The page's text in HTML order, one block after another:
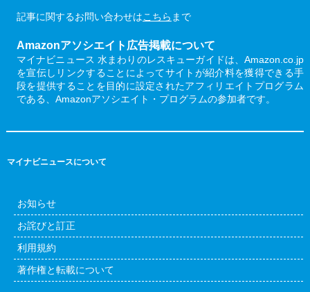
記事に関するお問い合わせはこちら まで
Amazonアソシエイト広告掲載について
マイナビニュース 水まわりのレスキューガイドは、Amazon.co.jp
を宣伝しリンクすることによってサイトが紹介料を獲得できる手
段を提供することを目的に設定されたアフィリエイトプログラム
である、Amazonアソシエイト・プログラムの参加者です。
マイナビニュースについて
お知らせ
お詫びと訂正
利用規約
著作権と転載について